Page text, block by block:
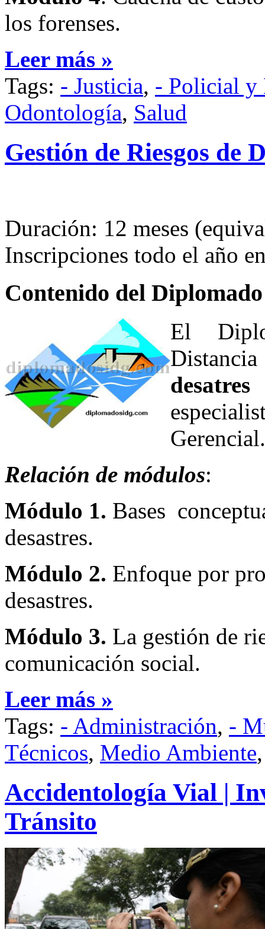
los forenses.
Leer más »
Tags: - Justicia, - Policial
Odontología, Salud
Gestión de Riesgos de
Duración: 12 meses
Inscripciones todo el año
Contenido del
El
Gerencial.
Relación de módulos:
Módulo 1. Bases
desastres.
Módulo 2. Enfoque por
desastres.
Módulo 3. La gestión de
comunicación social.
Leer más »
Tags: - Administración, -
Técnicos, Medio Ambiente
Accidentología Vial |
Tránsito